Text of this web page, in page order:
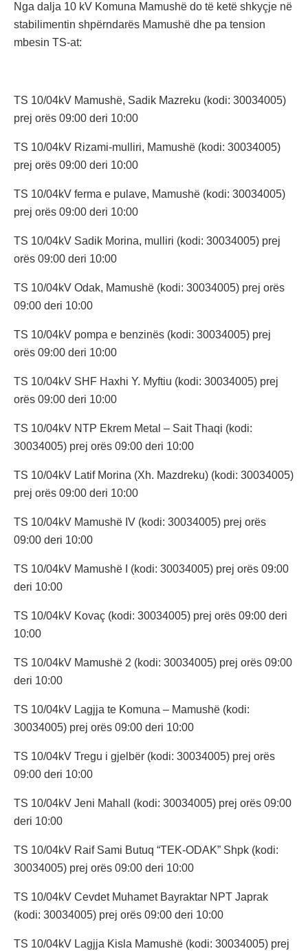
Nga dalja 10 kV Komuna Mamushë do të ketë shkyçje në
stabilimentin shpërndarës Mamushë dhe pa tension
mbesin TS-at:
TS 10/04kV Mamushë, Sadik Mazreku (kodi: 30034005)
prej orës 09:00 deri 10:00
TS 10/04kV Rizami-mulliri, Mamushë (kodi: 30034005)
prej orës 09:00 deri 10:00
TS 10/04kV ferma e pulave, Mamushë (kodi: 30034005)
prej orës 09:00 deri 10:00
TS 10/04kV Sadik Morina, mulliri (kodi: 30034005) prej
orës 09:00 deri 10:00
TS 10/04kV Odak, Mamushë (kodi: 30034005) prej orës
09:00 deri 10:00
TS 10/04kV pompa e benzinës (kodi: 30034005) prej
orës 09:00 deri 10:00
TS 10/04kV SHF Haxhi Y. Myftiu (kodi: 30034005) prej
orës 09:00 deri 10:00
TS 10/04kV NTP Ekrem Metal – Sait Thaqi (kodi:
30034005) prej orës 09:00 deri 10:00
TS 10/04kV Latif Morina (Xh. Mazdreku) (kodi: 30034005)
prej orës 09:00 deri 10:00
TS 10/04kV Mamushë IV (kodi: 30034005) prej orës
09:00 deri 10:00
TS 10/04kV Mamushë I (kodi: 30034005) prej orës 09:00
deri 10:00
TS 10/04kV Kovaç (kodi: 30034005) prej orës 09:00 deri
10:00
TS 10/04kV Mamushë 2 (kodi: 30034005) prej orës 09:00
deri 10:00
TS 10/04kV Lagjja te Komuna – Mamushë (kodi:
30034005) prej orës 09:00 deri 10:00
TS 10/04kV Tregu i gjelbër (kodi: 30034005) prej orës
09:00 deri 10:00
TS 10/04kV Jeni Mahall (kodi: 30034005) prej orës 09:00
deri 10:00
TS 10/04kV Raif Sami Butuq “TEK-ODAK” Shpk (kodi:
30034005) prej orës 09:00 deri 10:00
TS 10/04kV Cevdet Muhamet Bayraktar NPT Japrak
(kodi: 30034005) prej orës 09:00 deri 10:00
TS 10/04kV Lagjja Kisla Mamushë (kodi: 30034005) prej